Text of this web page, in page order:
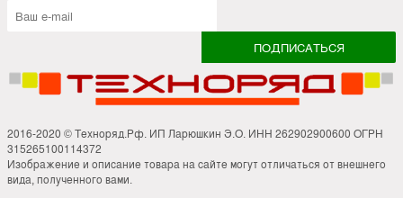
2016-2020 © Техноряд.Рф. ИП Ларюшкин Э.О. ИНН 262902900600 ОГРН
315265100114372
Изображение и описание товара на сайте могут отличаться от внешнего
вида, полученного вами.